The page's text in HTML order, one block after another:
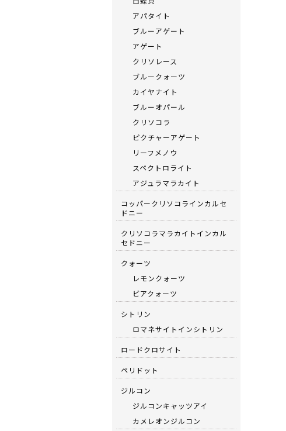
アパタイト
ブルーアゲート
アゲート
クリソレース
ブルークォーツ
カイヤナイト
ブルーオパール
クリソコラ
ピクチャーアゲート
リーフメノウ
スペクトロライト
アジュラマラカイト
コッパークリソコラインカルセ
ドニー
クリソコラマラカイトインカル
セドニー
クォーツ
レモンクォーツ
ビアクォーツ
シトリン
ロマネサイトインシトリン
ロードクロサイト
ペリドット
ジルコン
ジルコンキャッツアイ
カメレオンジルコン